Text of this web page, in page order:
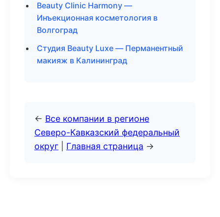
Beauty Clinic Harmony —
Инъекционная косметология в
Волгоград
Студия Beauty Luxe — Перманентный
макияж в Калининград
← Все компании в регионе
Северо-Кавказский федеральный
округ
Главная страница →